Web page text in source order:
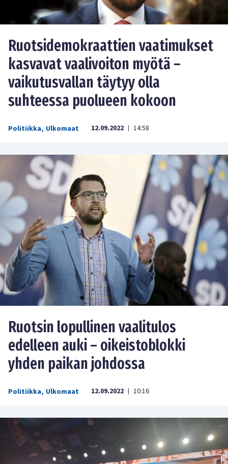
Ruotsidemokraattien vaatimukset
kasvavat vaalivoiton myötä –
vaikutusvallan täytyy olla
suhteessa puolueen kokoon
Politiikka, Ulkomaat 12.09.2022 | 14:58
Ruotsin lopullinen vaalitulos
edelleen auki – oikeistoblokki
yhden paikan johdossa
Politiikka, Ulkomaat 12.09.2022 | 10:16